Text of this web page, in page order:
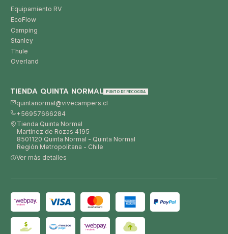
Equipamiento RV
EcoFlow
Camping
Stanley
Thule
Overland
TIENDA QUINTA NORMAL PUNTO DE RECOGIDA
quintanormal@vivecampers.cl
+56957666284
Tienda Quinta Normal
Martínez de Rozas 4195
8501120 Quinta Normal - Quinta Normal
Región Metropolitana - Chile
Ver más detalles